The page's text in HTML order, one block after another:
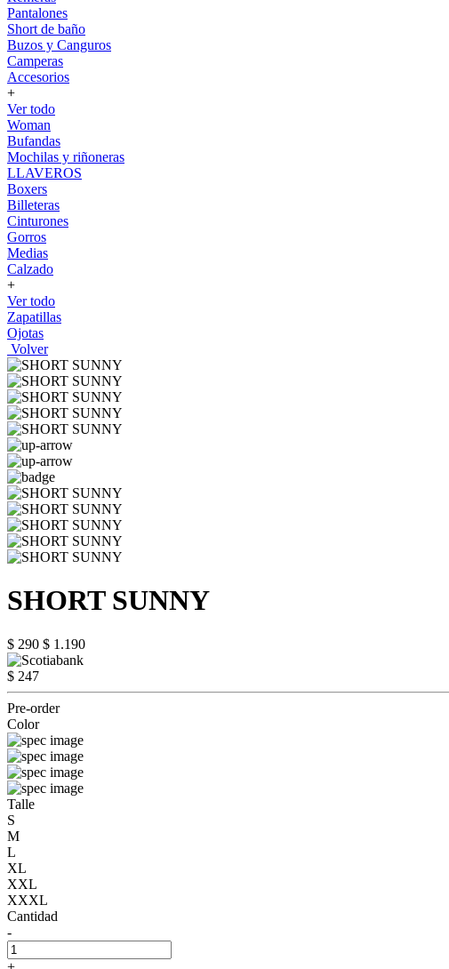
Pantalones
Short de baño
Buzos y Canguros
Camperas
Accesorios
+
Ver todo
Woman
Bufandas
Mochilas y riñoneras
LLAVEROS
Boxers
Billeteras
Cinturones
Gorros
Medias
Calzado
+
Ver todo
Zapatillas
Ojotas
Volver
SHORT SUNNY
$ 290 $ 1.190
$ 247
Pre-order
Color
Talle
S
M
L
XL
XXL
XXXL
Cantidad
-